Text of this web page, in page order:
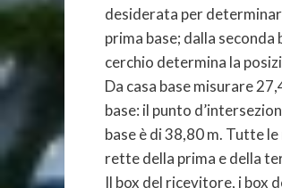
desiderata per
prima base; dalla
cerchio determina la
Da casa base misurare
base: il punto
base è di 38,80 m. Tutte
rette della prima e della
Il box del ricevitore, i box